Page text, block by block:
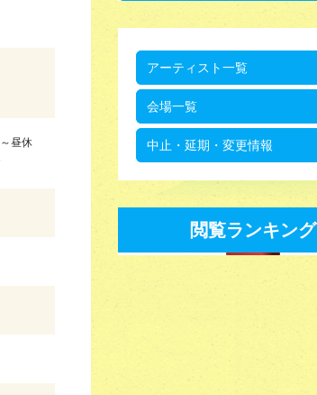
昼休
アーティスト一覧
会場一覧
中止・延期・変更情報
閲覧ランキング